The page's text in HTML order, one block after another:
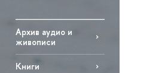
Архив аудио и
живописи
Книги